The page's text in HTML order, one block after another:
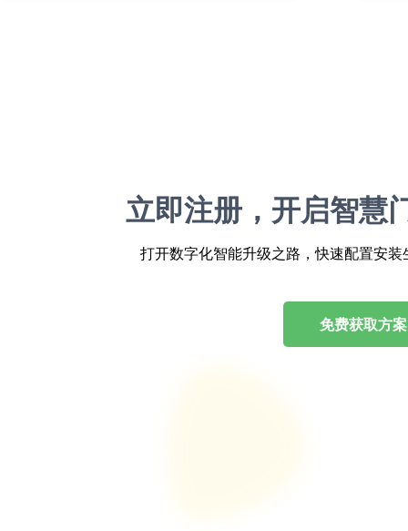
立即注册，开启智慧
打开数字化智能升级之路，快速配置安
免费获取方案